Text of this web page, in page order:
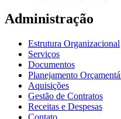
Administração
Estrutura Organizacional
Serviços
Documentos
Planejamento
Aquisições
Gestão de Contratos
Receitas e Despesas